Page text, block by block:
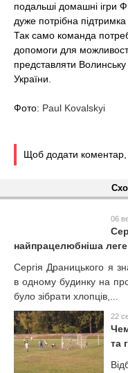
подальші домашні ігри
дуже потрібна
Так само команда
допомоги для
представляти
України.
Фото: Paul Kovalskyi
Щоб додати коментар,
06
найпрацелюбніша
Сергія Драницького я
в одному будинку на
було зібрати хлопців,...
22
та